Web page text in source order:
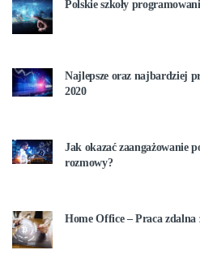
Polskie szkoły
Najlepsze oraz najbardziej
2020
Jak okazać zaangażowanie
rozmowy?
Home Office – Praca